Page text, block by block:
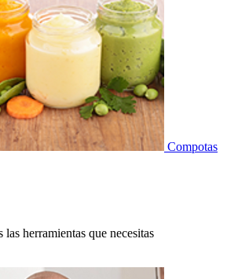
Compotas
las herramientas que necesitas